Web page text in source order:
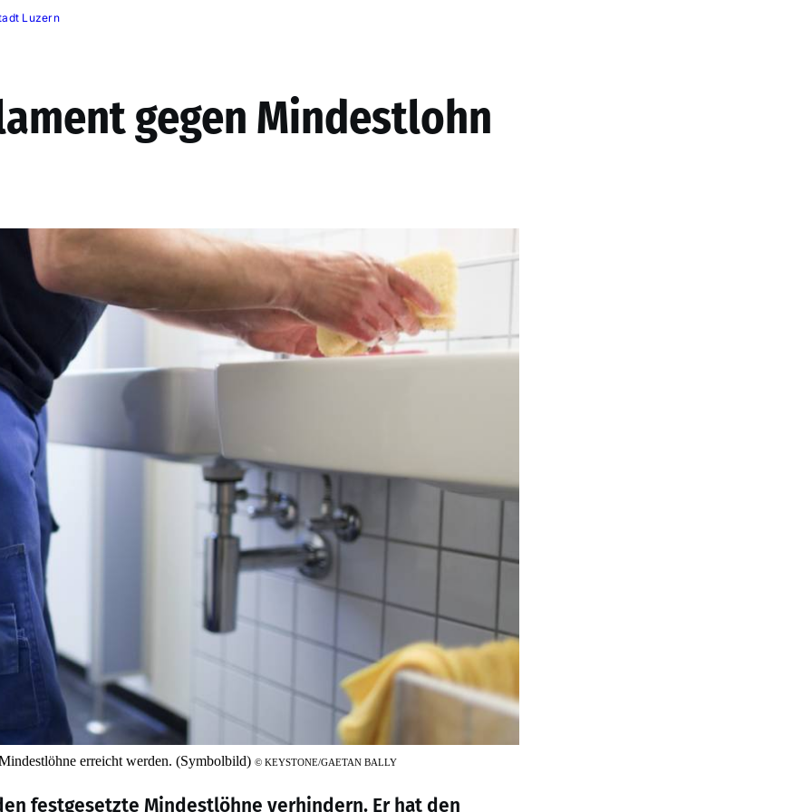
Luzern
gegen Mindestlohn
erreicht werden. (Symbolbild) © KEYSTONE/GAETAN BALLY
festgesetzte Mindestlöhne verhindern. Er hat den